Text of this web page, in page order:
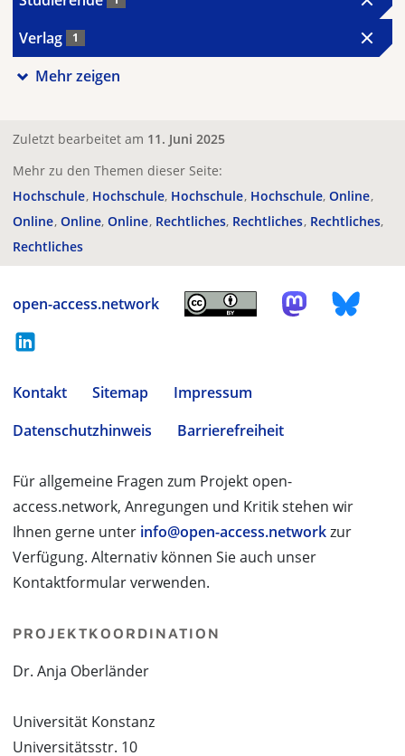
Verlag 1
Mehr zeigen
Zuletzt bearbeitet am 11. Juni 2025
Mehr zu den Themen dieser Seite:
Hochschule Hochschule Hochschule Hochschule Online
Online Online Online Rechtliches Rechtliches Rechtliches
Rechtliches
open-access.network
Kontakt Sitemap
Impressum
Datenschutzhinweis
Barrierefreiheit
Für allgemeine Fragen zum Projekt open-
access.network, Anregungen und Kritik stehen wir
Ihnen gerne unter info@open-access.networkzur
Verfügung. Alternativ können Sie auch unser
Kontaktformular verwenden.
PROJEKTKOORDINATION
Dr. Anja Oberländer
Universität Konstanz
Universitätsstr. 10